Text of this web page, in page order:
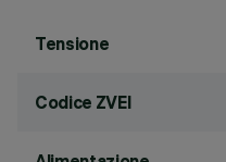
Tensione
Codice ZVEI